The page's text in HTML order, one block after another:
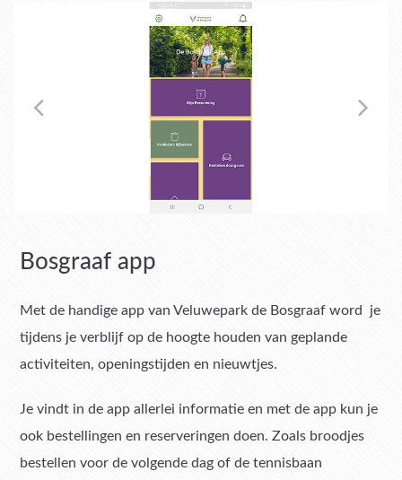
Bosgraaf app
Met de handige app van Veluwepark de Bosgraaf word je
tijdens je verblijf op de hoogte houden van geplande
activiteiten, openingstijden en nieuwtjes.
Je vindt in de app allerlei informatie en met de app kun je
ook bestellingen en reserveringen doen. Zoals broodjes
bestellen voor de volgende dag of de tennisbaan